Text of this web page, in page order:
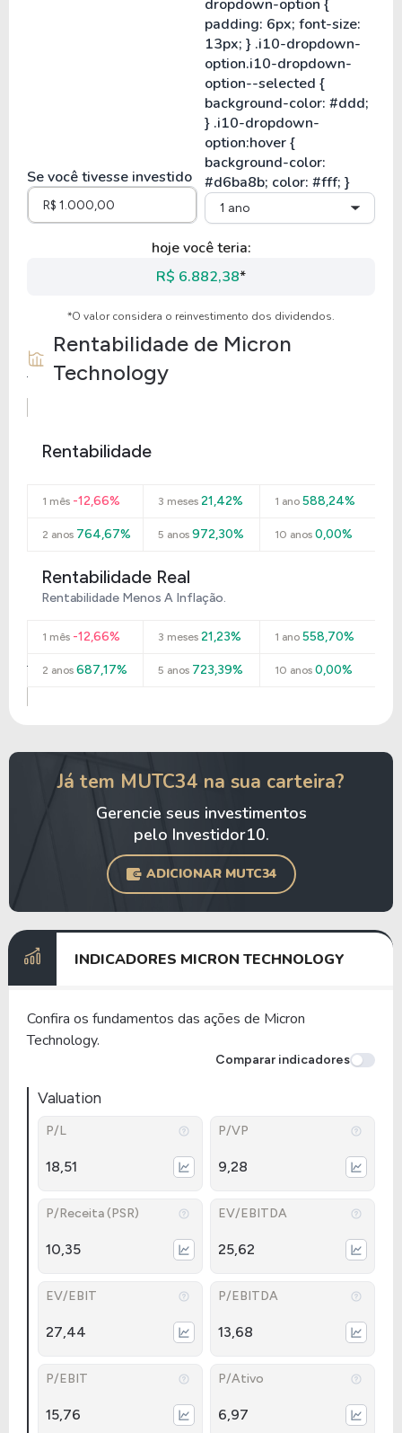
Se você tivesse investido
1 ano
hoje você teria:
R$ 6.882,38*
*O valor considera o reinvestimento dos dividendos.
Rentabilidade de Micron
Technology
Rentabilidade
1 mês -12,66% 3 meses 21,42% 1 ano588,24%
2 anos 764,67% 5 anos 972,30% 10 anos0,00%
Rentabilidade Real
Rentabilidade Menos A Inflação.
1 mês -12,66% 3 meses 21,23% 1 ano558,70%
2 anos 687,17% 5 anos 723,39% 10 anos0,00%
Já tem MUTC34 na sua carteira?
Gerencie seus investimentos
pelo Investidor10.
ADICIONAR MUTC34
INDICADORES MICRON TECHNOLOGY
Confira os fundamentos das ações de Micron
Technology.
Comparar indicadores
Valuation
P/L
18,51
P/VP
9,28
P/Receita (PSR)
10,35
EV/EBITDA
25,62
EV/EBIT
27,44
P/EBITDA
13,68
P/EBIT
15,76
P/Ativo
6,97